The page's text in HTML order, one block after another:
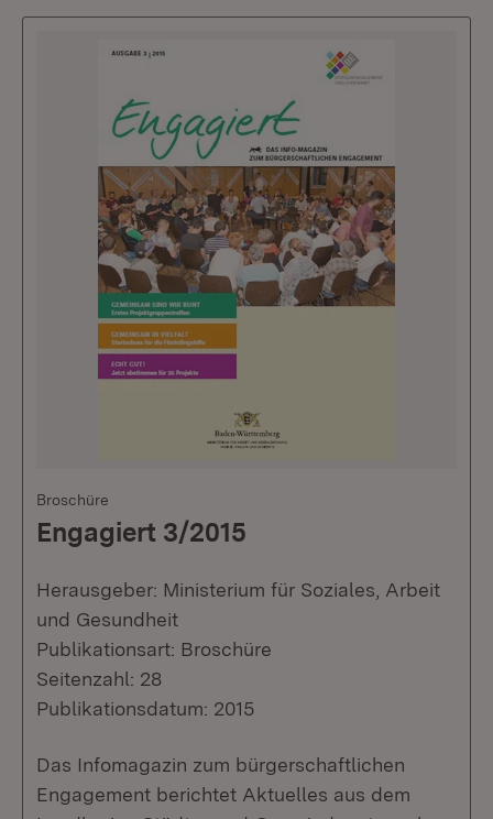
Broschüre
Engagiert 3/2015
Herausgeber: Ministerium für Soziales, Arbeit
und Gesundheit
Publikationsart: Broschüre
Seitenzahl: 28
Publikationsdatum: 2015
Das Infomagazin zum bürgerschaftlichen
Engagement berichtet Aktuelles aus dem